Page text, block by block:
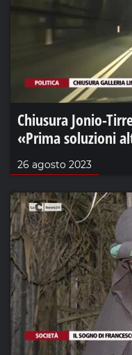
Chiusura Jonio-
«Prima soluzioni
26 agosto 2023